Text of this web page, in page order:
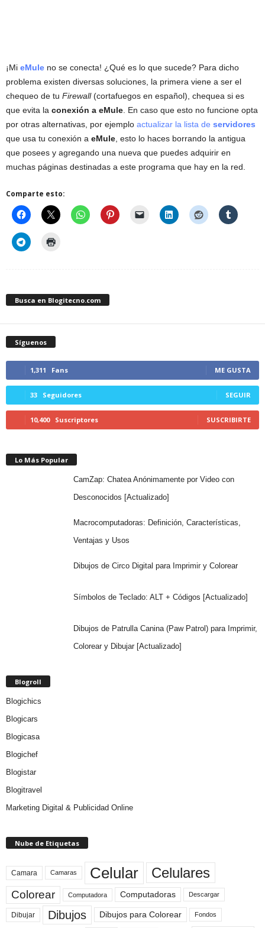
¡Mi eMule no se conecta! ¿Qué es lo que sucede? Para dicho
problema existen diversas soluciones, la primera viene a ser el
chequeo de tu Firewall(cortafuegos en español), chequea si es
que evita la conexión a eMule . En caso que esto no funcione opta
por otras alternativas, por ejemplo actualizar la lista de servidores
que usa tu conexión a eMule , esto lo haces borrando la antigua
que posees y agregando una nueva que puedes adquirir en
muchas páginas destinadas a este programa que hay en la red.
Comparte esto:
Busca en Blogitecno.com
Síguenos
1,311 Fans ME GUSTA
33 Seguidores SEGUIR
10,400 Suscriptores SUSCRIBIRTE
Lo Más Popular
CamZap: Chatea Anónimamente por Video con
Desconocidos [Actualizado]
Macrocomputadoras: Definición, Características,
Ventajas y Usos
Dibujos de Circo Digital para Imprimir y Colorear
Símbolos de Teclado: ALT + Códigos [Actualizado]
Dibujos de Patrulla Canina (Paw Patrol) para Imprimir,
Colorear y Dibujar [Actualizado]
Blogroll
Blogichics
Blogicars
Blogicasa
Blogichef
Blogistar
Blogitravel
Marketing Digital & Publicidad Online
Nube de Etiquetas
Camara Camaras Celular Celulares
Colorear Computadora Computadoras Descargar
Dibujar Dibujos Dibujos para Colorear Fondos